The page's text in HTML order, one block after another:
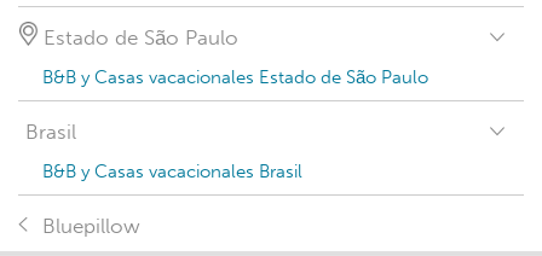
Estado de São Paulo
B&B y Casas vacacionales Estado de São Paulo
Brasil
B&B y Casas vacacionales Brasil
Bluepillow